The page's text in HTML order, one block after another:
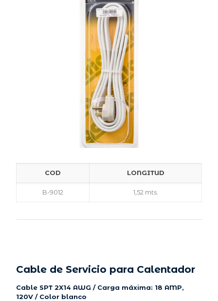
COD LONGITUD
B-9012 1,52 mts.
Cable de Servicio para Calentador
Cable SPT 2X14 AWG / Carga máxima: 18 AMP,
120V / Color blanco